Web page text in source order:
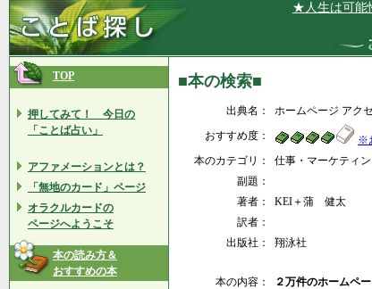
★人生は可能性
TOP
押してみて！ 今日の
「ことば占い」
アファメーションとは？
「無地のカード」ページ
オラクルカードの
ページへようこそ
本の読み方＆
おすすめの本
■本の検索■
出典名：
ホームページ アク
おすすめ度：
※
本のカテゴリ：
仕事・マーケティ
副題：
著者：
KEI＋蒲 健太
訳者：
出版社：
翔泳社
本の内容：
２万件のホームペ